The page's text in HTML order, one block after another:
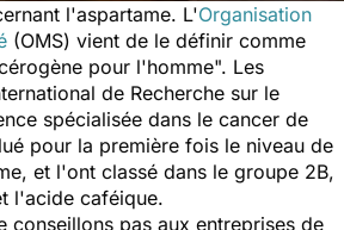
l'aspartame. L'Organisation
(OMS) vient de le définir comme
pour l'homme". Les
de Recherche sur le
spécialisée dans le cancer de
pour la première fois le niveau de
et l'ont classé dans le groupe 2B,
l'acide caféique.
conseillons pas aux entreprises de